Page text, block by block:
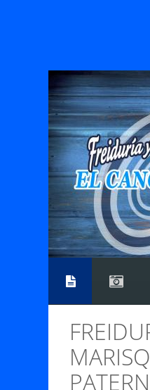
Anterior/Siguiente